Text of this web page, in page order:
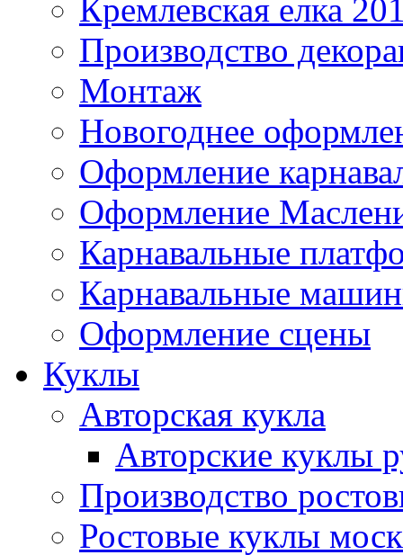
Кремлевская елка
Производство
Монтаж
Новогоднее
Оформление
Оформление
Карнавальные
Карнавальные
Оформление сцены
Куклы
Авторская кукла
Авторские куклы
Производство
Ростовые куклы